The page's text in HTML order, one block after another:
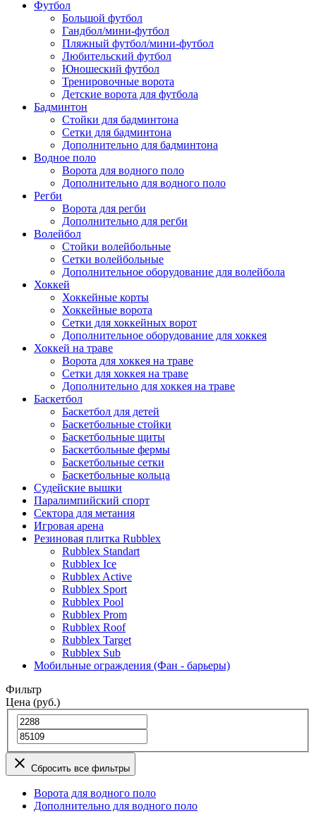
Футбол
Большой футбол
Гандбол/мини-футбол
Пляжный футбол/мини-футбол
Любительский футбол
Юношеский футбол
Тренировочные ворота
Детские ворота для футбола
Бадминтон
Стойки для бадминтона
Сетки для бадминтона
Дополнительно для бадминтона
Водное поло
Ворота для водного поло
Дополнительно для водного поло
Регби
Ворота для регби
Дополнительно для регби
Волейбол
Стойки волейбольные
Сетки волейбольные
Дополнительное оборудование для волейбола
Хоккей
Хоккейные корты
Хоккейные ворота
Сетки для хоккейных ворот
Дополнительное оборудование для хоккея
Хоккей на траве
Ворота для хоккея на траве
Сетки для хоккея на траве
Дополнительно для хоккея на траве
Баскетбол
Баскетбол для детей
Баскетбольные стойки
Баскетбольные щиты
Баскетбольные фермы
Баскетбольные сетки
Баскетбольные кольца
Судейские вышки
Паралимпийский спорт
Сектора для метания
Игровая арена
Резиновая плитка Rubblex
Rubblex Standart
Rubblex Ice
Rubblex Active
Rubblex Sport
Rubblex Pool
Rubblex Prom
Rubblex Roof
Rubblex Target
Rubblex Sub
Мобильные ограждения (Фан - барьеры)
Фильтр
Цена (руб.)
Сбросить все фильтры
Ворота для водного поло
Дополнительно для водного поло